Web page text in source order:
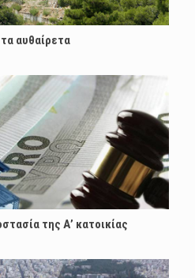
αυθαίρετα
της Α’ κατοικίας